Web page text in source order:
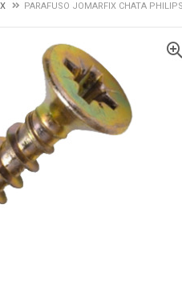
PARAFUSO JOMARFIX CHATA